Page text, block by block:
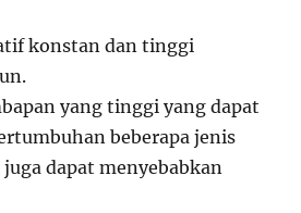
konstan dan tinggi
yang tinggi yang dapat
beberapa jenis
dapat menyebabkan